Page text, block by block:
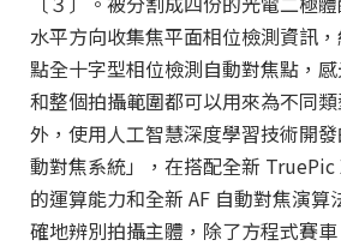
水平方向收集焦平面相位檢測資訊
點全十字型相位檢測自動對焦點，
和整個拍攝範圍都可以用來為不同
外，使用人工智慧深度學習技術開
動對焦系統」，在搭配全新 TruePic
的運算能力和全新 AF 自動對焦演算
確地辨別拍攝主體，除了方程式賽車